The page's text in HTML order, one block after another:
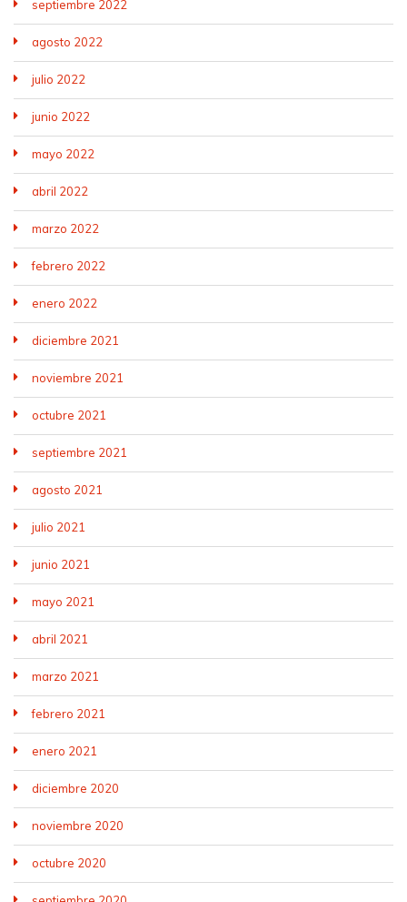
septiembre 2022
agosto 2022
julio 2022
junio 2022
mayo 2022
abril 2022
marzo 2022
febrero 2022
enero 2022
diciembre 2021
noviembre 2021
octubre 2021
septiembre 2021
agosto 2021
julio 2021
junio 2021
mayo 2021
abril 2021
marzo 2021
febrero 2021
enero 2021
diciembre 2020
noviembre 2020
octubre 2020